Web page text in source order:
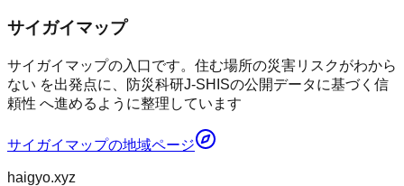
サイガイマップ
サイガイマップの入口です。住む場所の災害リスクがわから
ない を出発点に、防災科研J-SHISの公開データに基づく信
頼性 へ進めるように整理しています
サイガイマップの地域ページ
haigyo.xyz